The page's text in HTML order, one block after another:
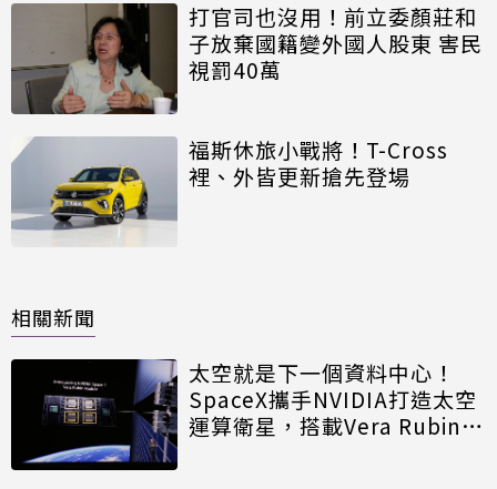
打官司也沒用！前立委顏莊和
子放棄國籍變外國人股東 害民
視罰40萬
福斯休旅小戰將！T-Cross
裡、外皆更新搶先登場
相關新聞
太空就是下一個資料中心！
SpaceX攜手NVIDIA打造太空
運算衛星，搭載Vera Rubin運